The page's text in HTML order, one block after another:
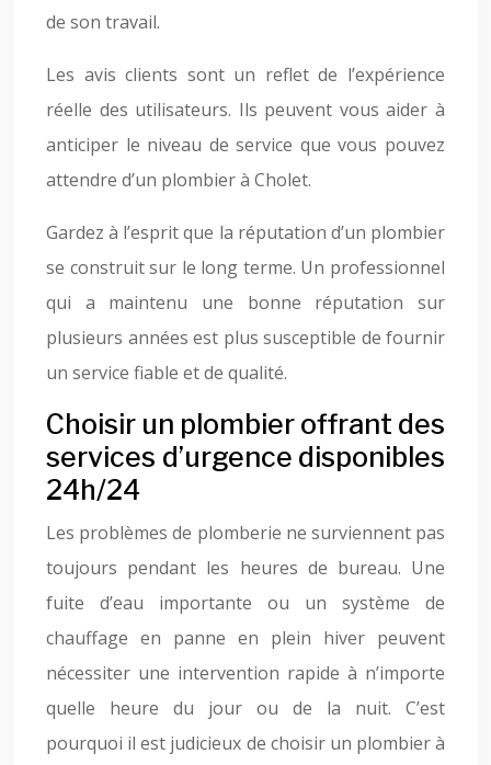
de son travail.
Les avis clients sont un reflet de l’expérience
réelle des utilisateurs. Ils peuvent vous aider à
anticiper le niveau de service que vous pouvez
attendre d’un plombier à Cholet.
Gardez à l’esprit que la réputation d’un plombier
se construit sur le long terme. Un professionnel
qui a maintenu une bonne réputation sur
plusieurs années est plus susceptible de fournir
un service fiable et de qualité.
Choisir un plombier offrant des
services d’urgence disponibles
24h/24
Les problèmes de plomberie ne surviennent pas
toujours pendant les heures de bureau. Une
fuite d’eau importante ou un système de
chauffage en panne en plein hiver peuvent
nécessiter une intervention rapide à n’importe
quelle heure du jour ou de la nuit. C’est
pourquoi il est judicieux de choisir un plombier à